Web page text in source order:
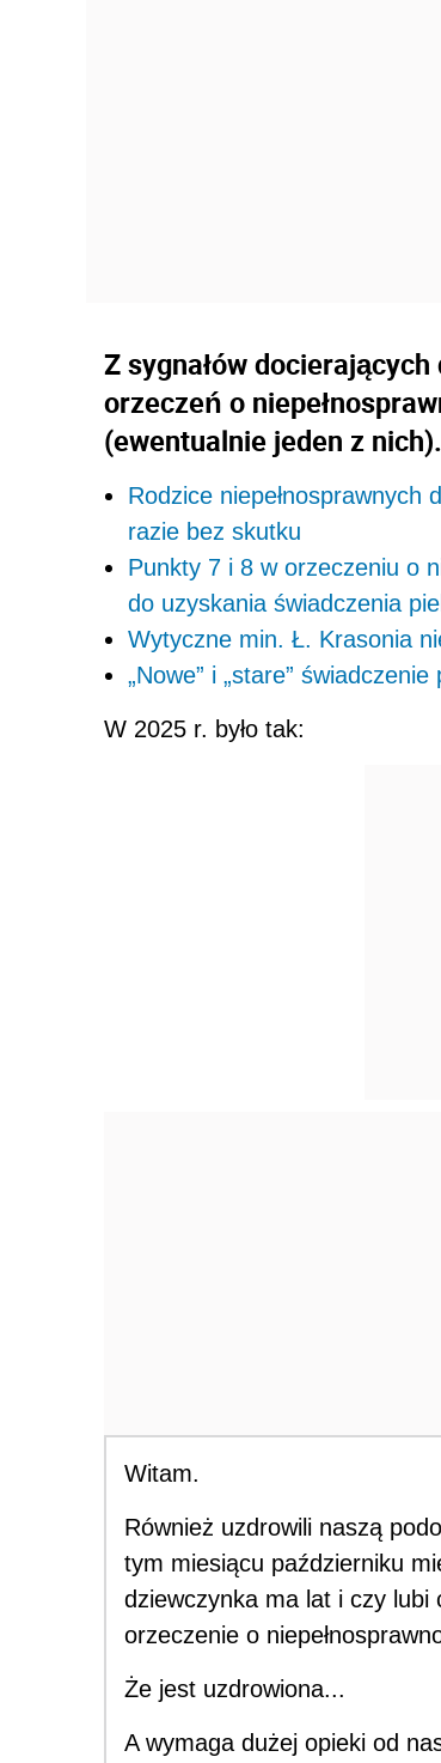
Z sygnałów
orzeczeń o
(ewentualnie jeden z nich).
Rodzice
razie bez skutku
Punkty 7 i 8 w orzeczeniu o
do uzyskania świadczenia
Wytyczne min. Ł. Krasonia
„Nowe” i „stare”
W 2025 r. było tak:
Witam.
Również uzdrowili naszą
tym miesiącu październiku
dziewczynka ma lat i czy lubi
orzeczenie o
Że jest uzdrowiona...
A wymaga dużej opieki od